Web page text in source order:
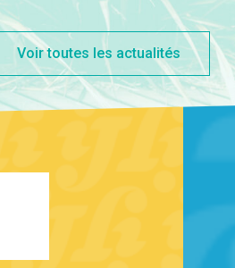
Voir toutes les actualités